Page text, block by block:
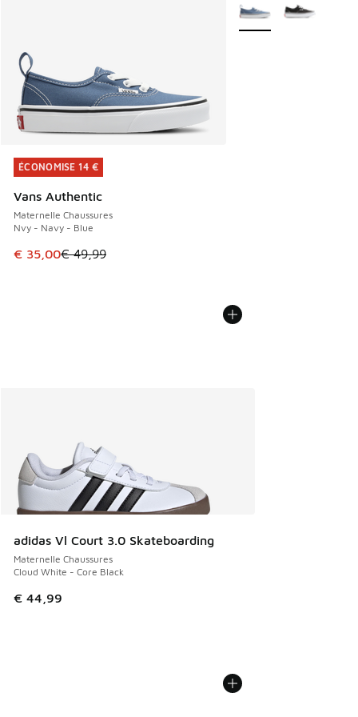
ÉCONOMISE 14 €
Vans Authentic
Maternelle Chaussures
Nvy - Navy - Blue
Cet article est en promotion. Prix en baisse de € 49,99 à
€ 35,00€ 49,99
ÉCONOMISE 14 €
Plus de couleurs
adidas Vl Court 3.0 Skateboarding
Maternelle Chaussures
Cloud White - Core Black
€ 44,99